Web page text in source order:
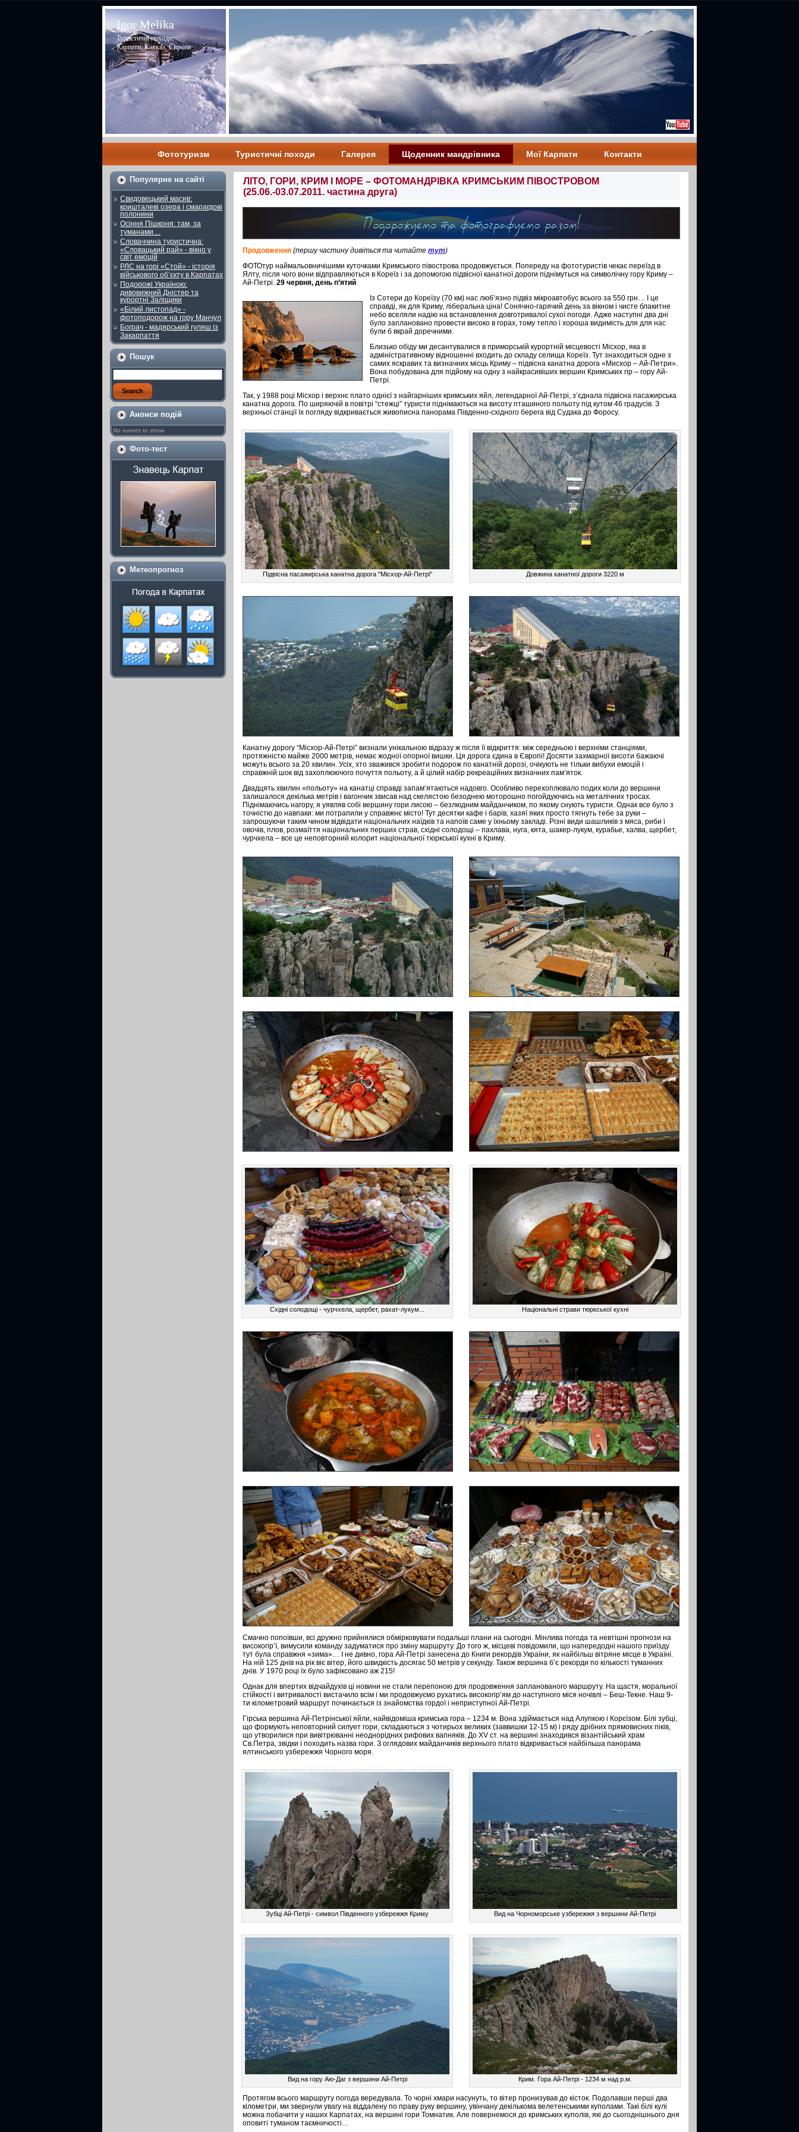
Igor Melika
Туристичні походи:
Карпати, Кавказ, Європа
Фототуризм Туристичні походи Галерея Щоденник мандрівника Мої Карпати Контакти
Популярне на сайті
Свидовецький масив:
кришталеві озера і смарагдові
полонини
Осіння Пішконя: там, за
туманами…
Словаччина туристична:
«Словацький рай» - вікно у
світ емоцій
РЛС на горі «Стой» - історія
військового об’єкту в Карпатах
Подорожі Україною:
дивовижний Дністер та
курортні Заліщики
«Білий листопад» -
фотоподорож на гору Манчул
Бограч - мадярський гуляш із
Закарпаття
Пошук
Анонси подій
No events to show
Фото-тест
Метеопрогноз
ЛІТО, ГОРИ, КРИМ І МОРЕ – ФОТОМАНДРІВКА КРИМСЬКИМ ПІВОСТРОВОМ
(25.06.-03.07.2011. частина друга)
Продовження (першу частину дивіться та читайте тут)
ФОТОтур наймальовничішими куточками Кримського півострова продовжується. Попереду на фототуристів чекає переїзд в
Ялту, після чого вони відправляються в Кореїз і за допомогою підвісної канатної дороги піднімуться на символічну гору Криму –
Ай-Петрі. 29 червня, день п’ятий
Із Сотери до Кореїзу (70 км) нас люб’язно підвіз мікроавтобус всього за 550 грн… І це
справді, як для Криму, ліберальна ціна! Сонячно-гарячий день за вікном і чисте блакитне
небо вселяли надію на встановлення довготривалої сухої погоди. Адже наступні два дні
було заплановано провести високо в горах, тому тепло і хороша видимість для для нас
були б вкрай доречними.
Близько обіду ми десантувалися в приморській курортній місцевості Місхор, яка в
адміністративному відношенні входить до складу селища Кореїз. Тут знаходиться одне з
самих яскравих та визначних місць Криму – підвісна канатна дорога «Мисхор – Ай-Петри».
Вона побудована для підйому на одну з найкрасивіших вершин Кримських гір – гору Ай-
Петрі.
Так, у 1988 році Місхор і верхнє плато однієї з найгарніших кримських яйл, легендарної Ай-Петрі, з’єднала підвісна пасажирська
канатна дорога. По ширяючій в повітрі “стежці” туристи піднімаються на висоту пташиного польоту під кутом 46 градусів. З
верхньої станції їх погляду відкривається живописна панорама Південно-східного берега від Судака до Форосу.
Підвісна пасажирська канатна дорога "Місхор-Ай-Петрі" Довжина канатної дороги 3220 м
Канатну дорогу “Місхор-Ай-Петрі” визнали унікальною відразу ж після її відкриття: між середньою і верхніми станціями,
протяжністю майже 2000 метрів, немає жодної опорної вишки. Ця дорога єдина в Європі! Досягти захмарної висоти бажаючі
можуть всього за 20 хвилин. Усіх, хто зважився зробити подорож по канатній дорозі, очікують не тільки вибухи емоцій і
справжній шок від захоплюючого почуття польоту, а й цілий набір рекреаційних визначних пам’яток.
Двадцять хвилин «польоту» на канатці справді запам’ятаються надовго. Особливо перехоплювало подих коли до вершини
залишалося декілька метрів і вагончик звисав над скелястою безоднею моторошно погойдуючись на металічних тросах.
Піднімаючись нагору, я уявляв собі вершину гори лисою – безлюдним майданчиком, по якому снують туристи. Однак все було з
точністю до навпаки: ми потрапили у справжнє місто! Тут десятки кафе і барів, хазяї яких просто тягнуть тебе за руки –
запрошуючи таким чином відвідати національних наїдків та напоїв саме у їхньому закладі. Різні види шашликів з мяса, риби і
овочів, плов, розмаїття національних перших страв, східні солодощі – пахлава, нуга, кята, шакер-лукум, курабье, халва, щербет,
чурчхела – все це неповторний колорит національної тюркської кухні в Криму.
Східні солодощі - чурчхела, щербет, рахат-лукум... Національні страви тюркської кухні
Смачно попоївши, всі дружно прийнялися обмірковувати подальші плани на сьогодні. Мінлива погода та невтішні прогнози на
високогір’ї, вимусили команду задуматися про зміну маршруту. До того ж, місцеві повідомили, що напередодні нашого приїзду
тут була справжня «зима»… І не дивно, гора Ай-Петрі занесена до Книги рекордів України, як найбільш вітряне місце в Україні.
На ній 125 днів на рік віє вітер, його швидкість досягає 50 метрів у секунду. Також вершина б’є рекорди по кількості туманних
днів. У 1970 році їх було зафіксовано аж 215!
Однак для впертих відчайдухів ці новини не стали перепоною для продовження запланованого маршруту. На щастя, моральної
стійкості і витривалості вистачило всім і ми продовжуємо рухатись високогір’ям до наступного міся ночівлі – Беш-Текне. Наш 9-
ти кілометровий маршрут починається із знайомства гордої і неприступної Ай-Петрі.
Гірська вершина Ай-Петрінської яйли, найвідоміша кримська гора – 1234 м. Вона здіймається над Алупкою і Корєїзом. Білі зубці,
що формують неповторний силует гори, складаються з чотирьох великих (заввишки 12-15 м) і ряду дрібних прямовисних піків,
що утворилися при вивітрюванні неоднорідних рифових вапняків. До XV ст. на вершині знаходився візантійський храм
Св.Петра, звідки і походить назва гори. З оглядових майданчиків верхнього плато відкривається найбільша панорама
ялтинського узбережжя Чорного моря.
Зубці Ай-Петрі - символ Південного узбережжя Криму Вид на Чорноморське узбережжя з вершини Ай-Петрі
Вид на гору Аю-Даг з вершини Ай-Петрі Крим. Гора Ай-Петрі - 1234 м над р.м.
Протягом всього маршруту погода вередувала. То чорні хмари насунуть, то вітер пронизував до кісток. Подолавши перші два
кілометри, ми звернули увагу на віддалену по праву руку вершину, увінчану декількома велетенськими куполами. Такі білі кулі
можна побачити у наших Карпатах, на вершині гори Томнатик. Але повернемося до кримських куполів, які до сьогоднішнього дня
оповиті туманом таємничості…